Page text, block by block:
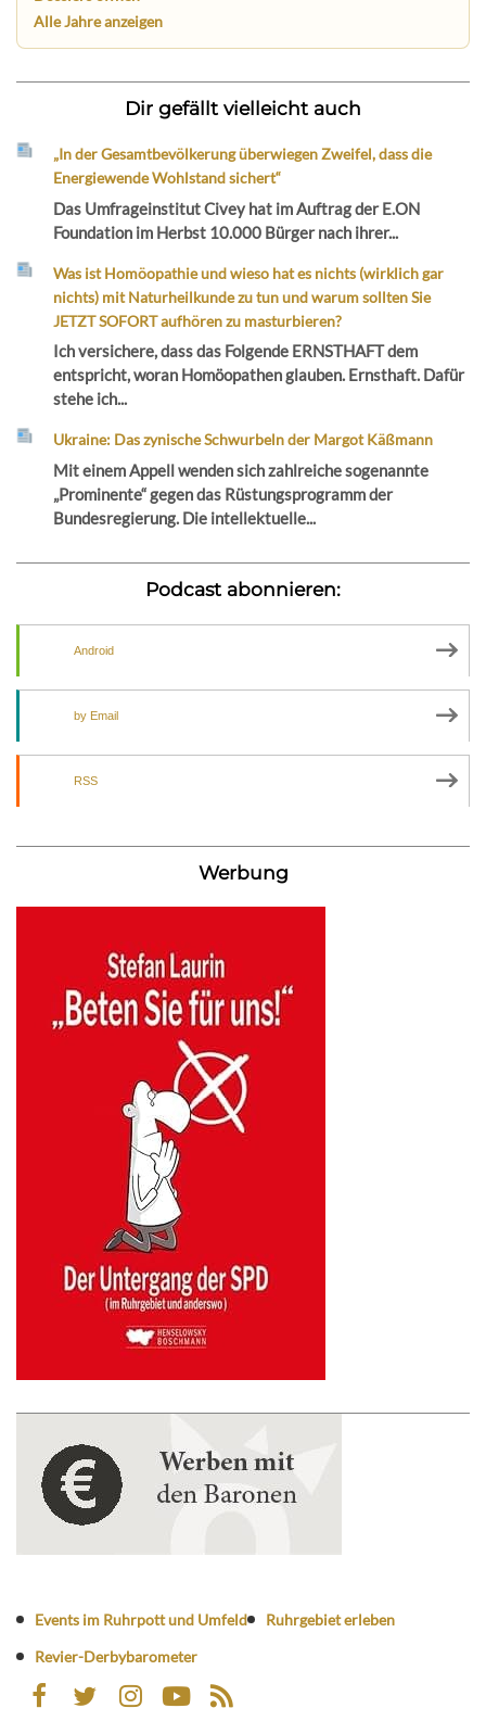
Alle Jahre anzeigen
Dir gefällt vielleicht auch
„In der Gesamtbevölkerung überwiegen Zweifel, dass die
Energiewende Wohlstand sichert“
Das Umfrageinstitut Civey hat im Auftrag der E.ON
Foundation im Herbst 10.000 Bürger nach ihrer...
Was ist Homöopathie und wieso hat es nichts (wirklich gar
nichts) mit Naturheilkunde zu tun und warum sollten Sie
JETZT SOFORT aufhören zu masturbieren?
Ich versichere, dass das Folgende ERNSTHAFT dem
entspricht, woran Homöopathen glauben. Ernsthaft. Dafür
stehe ich...
Ukraine: Das zynische Schwurbeln der Margot Käßmann
Mit einem Appell wenden sich zahlreiche sogenannte
„Prominente“ gegen das Rüstungsprogramm der
Bundesregierung. Die intellektuelle...
Podcast abonnieren:
Android
by Email
RSS
Werbung
Events im Ruhrpott und Umfeld
Ruhrgebiet erleben
Revier-Derbybarometer